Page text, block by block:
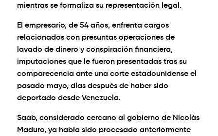
mientras se formaliza su representación legal.
El empresario, de 54 años, enfrenta cargos
relacionados con presuntas operaciones de
lavado de dinero y conspiración financiera,
imputaciones que le fueron presentadas tras su
comparecencia ante una corte estadounidense el
pasado mayo, días después de haber sido
deportado desde Venezuela.
Saab, considerado cercano al gobierno de Nicolás
Maduro, ya había sido procesado anteriormente